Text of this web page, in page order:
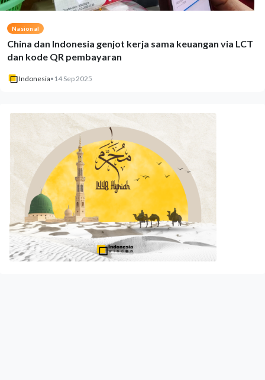
Nasional
China dan Indonesia genjot kerja sama keuangan via LCT
dan kode QR pembayaran
Indonesia• 14 Sep 2025